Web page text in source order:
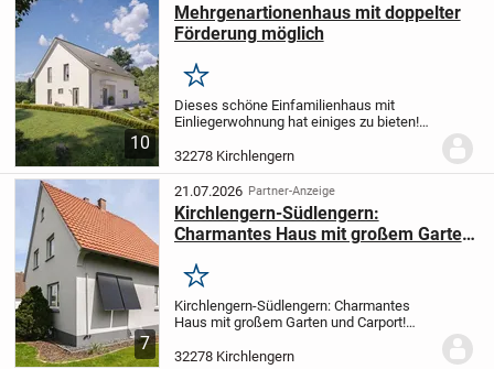
10
Mehrgenartionenhaus mit doppelter
Förderung möglich
Merken
Dieses schöne Einfamilienhaus mit
Einliegerwohnung hat einiges zu bieten!
Erdgeschoss und Obergeschoss. Die
Einliegerwohnung bietet alles auf einer
Ebene. und hat...
32278 Kirchlengern
7
21.07.2026 Partner-Anzeige
Kirchlengern-Südlengern:
Charmantes Haus mit großem Garten
Merken
Kirchlengern-Südlengern: Charmantes
Haus mit großem Garten und Carport!
großem Garten in Kirchlengern bietet eine
32278 Kirchlengern